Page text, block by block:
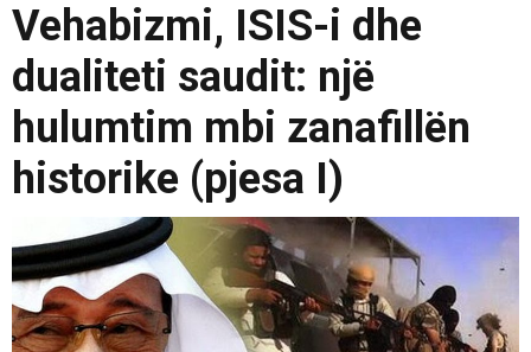
Vehabizmi, ISIS-i dhe
dualiteti saudit: një
hulumtim mbi zanafillën
historike (pjesa I)